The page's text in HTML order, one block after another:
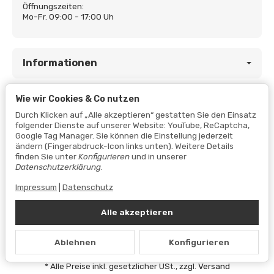
Öffnungszeiten:
Mo-Fr. 09:00 - 17:00 Uh
Informationen
Gesetzliche Informationen
Vertrag widerrufen
Datenschutzerklärung•Impressum
*Alle Preise inkl. gesetzlicher USt., zzgl. Versand
Alle akzeptieren
Ablehnen Konfigurieren
Wie wir Cookies & Co nutzen
Durch Klicken auf „Alle akzeptieren“ gestatten Sie den Einsatz
folgender Dienste auf unserer Website: YouTube, ReCaptcha,
Google Tag Manager. Sie können die Einstellung jederzeit
ändern (Fingerabdruck-Icon links unten). Weitere Details
finden Sie unterKonfigurierenund in unserer
Datenschutzerklärung.
Impressum Datenschutz